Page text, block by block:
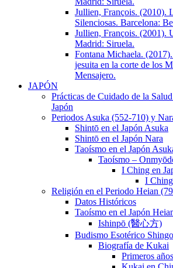
Jullien, François. (2010).
Silenciosas. Barcelona:
Jullien, François. (2001).
Madrid: Siruela.
Fontana Michaela.
jesuita en la corte de los
Mensajero.
JAPÓN
Prácticas de Cuidado de la
Japón
Periodos Asuka (552-710) y
Shintō en el Japón Asuka
Shintō en el Japón Nara
Taoísmo en el Japón
Taoísmo –
I Ching en
I
Religión en el Periodo Heian
Datos Históricos
Taoísmo en el Japón
Ishinpō (醫心方)
Budismo Esotérico
Biografía de Kukai
Primeros